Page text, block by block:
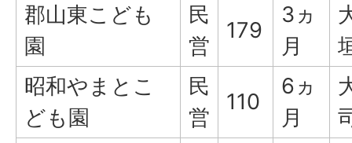
郡山東こども
園
民
営
179
3ヵ
月
昭和やまとこ
ども園
民
営
110
6ヵ
月